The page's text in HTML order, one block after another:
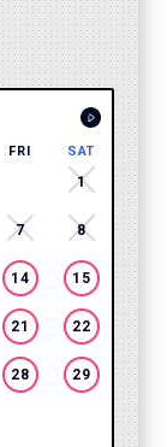
FRI SAT
1
7 8
14 15
21 22
28 29
SUN
13
20
27